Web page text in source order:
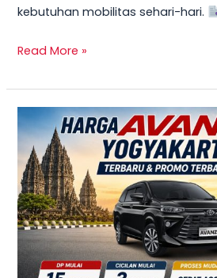
kebutuhan mobilitas sehari-hari.
Read More »
TERBARU!
Harga
Toyota
Avanza
Yogyakarta
–
Promo
DP